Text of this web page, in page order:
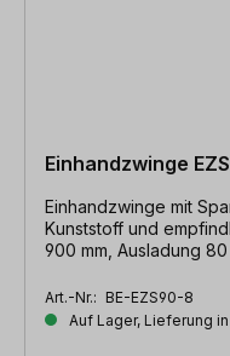
Einhandzwinge
Einhandzwinge mit
Kunststoff und
900 mm, Ausladung 80
Art.-Nr.: BE-EZS90-8
Auf Lager, Lieferung